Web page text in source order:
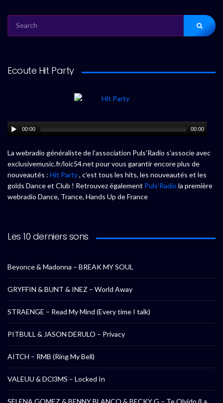
FOR:
Ecoute Hit Party
00:00 00:00
La webradio généraliste de l’association Puls’Radio s’associe avec
exclusivemusic.fr/loic54.net pour vous garantir encore plus de
nouveautés : Hit Party, c’est tous les hits, les nouveautés et les
golds Dance et Club ! Retrouvez également Puls’Radio la première
webradio Dance, Trance, Hands Up de France
Les 10 derniers sons
Beyonce & Madonna – BREAK MY SOUL
GRYFFIN & BUNT & INEZ – World Away
STRAENGE – Read My Mind (Every time I talk)
PITBULL & JASON DERULO – Privacy
AITCH – RMB (Ring My Bell)
VALEUU & DCl3MS – Locked In